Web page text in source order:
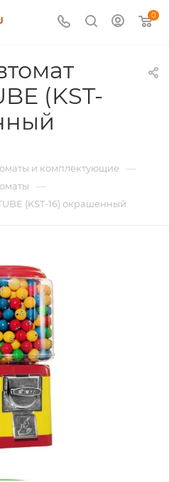
0
(KST-
и комплектующие —
—
(KST-16) окрашенный